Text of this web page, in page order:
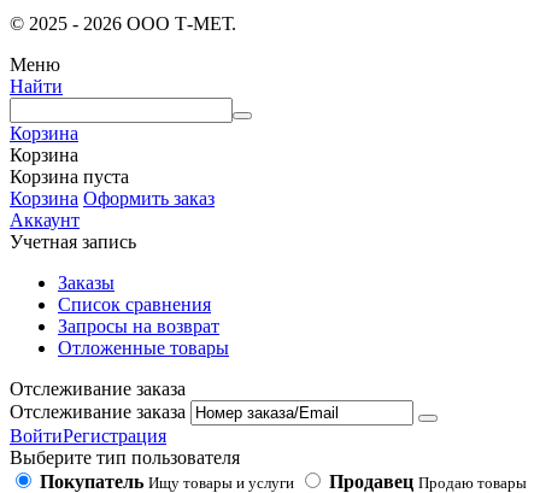
© 2025 - 2026 ООО Т-МЕТ.
Меню
Найти
Корзина
Корзина
Корзина пуста
Корзина Оформить заказ
Аккаунт
Учетная запись
Заказы
Список сравнения
Запросы на возврат
Отложенные товары
Отслеживание заказа
Отслеживание заказа
ВойтиРегистрация
Выберите тип пользователя
Покупатель Ищу товары и услуги Продавец Продаю товары